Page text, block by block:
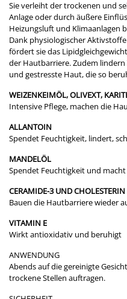
Sie verleiht der trockenen und
Anlage oder durch äußere
Heizungsluft und Klimaanlagen
Dank physiologischer
fördert sie das
der Hautbarriere. Zudem
und gestresste Haut, die so
WEIZENKEIMÖL, OLIVEXT,
Intensive Pflege, machen die
ALLANTOIN
Spendet Feuchtigkeit, lindert,
MANDELÖL
Spendet Feuchtigkeit und
CERAMIDE-3 UND CHOLESTERIN
Bauen die Hautbarriere wieder
VITAMIN E
Wirkt antioxidativ und beruhigt
ANWENDUNG
​Abends auf die gereinigte
trockene Stellen auftragen.